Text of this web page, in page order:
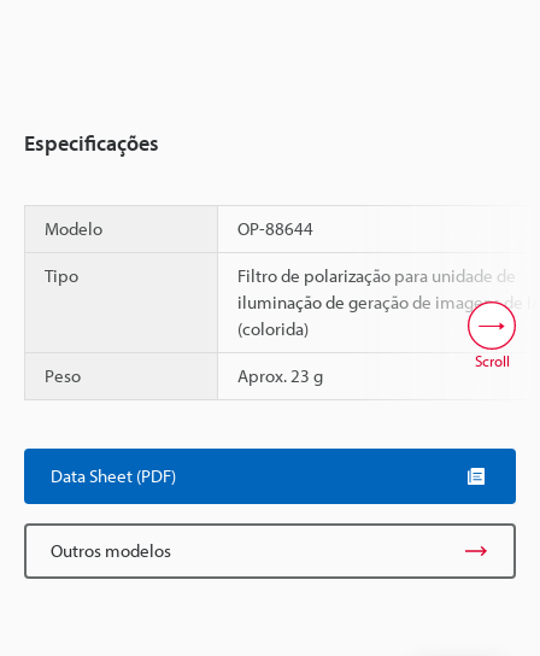
Especificações
Modelo OP-88644
Tipo
Filtro de polarização para unidade de
iluminação de geração de imagens de
(colorida)
Peso Aprox. 23 g
Scroll
Data Sheet (PDF)
Outros modelos